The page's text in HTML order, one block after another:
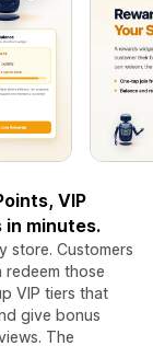
VIP
minutes.
store. Customers
those
VIP tiers that
give bonus
The